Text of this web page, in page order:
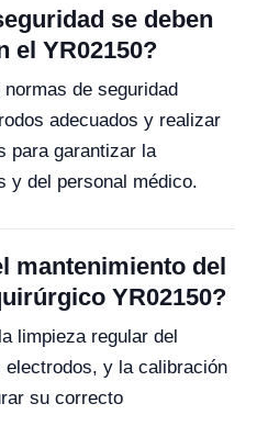
se deben
el YR02150?
de seguridad
adecuados y realizar
para garantizar la
y del personal médico.
mantenimiento del
YR02150?
limpieza regular del
y la calibración
su correcto